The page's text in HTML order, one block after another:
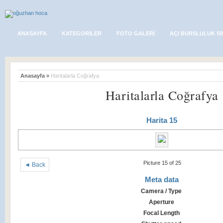
ANASAYFA KATEGORILER FOTO GALERI AÇI BURSLULUK
Anasayfa » Haritalarla Coğrafya
Haritalarla Coğrafya
Harita 15
◄ Back Picture 15 of 25
Meta data
Camera / Type
Aperture
Focal Length